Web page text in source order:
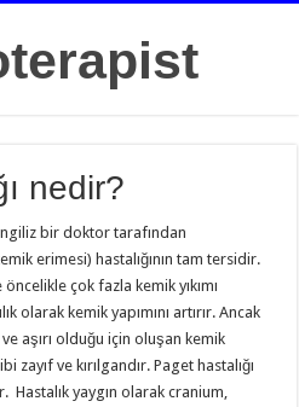
nedir?
İngiliz bir doktor tarafından
erimesi) hastalığının tam tersidir.
çok fazla kemik yıkımı
olarak kemik yapımını artırır. Ancak
aşırı olduğu için oluşan kemik
ve kırılgandır. Paget hastalığı
yaygın olarak cranium,